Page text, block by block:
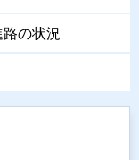
の状況